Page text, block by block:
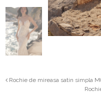
Rochie de mireasa satin simpla